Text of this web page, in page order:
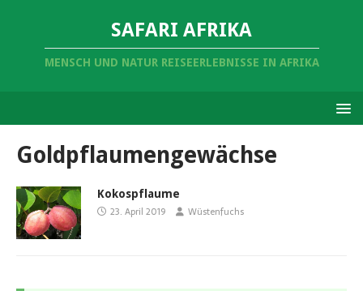
SAFARI AFRIKA
MENSCH UND NATUR REISEERLEBNISSE IN AFRIKA
Goldpflaumengewächse
Kokospflaume
23. April 2019 Wüstenfuchs